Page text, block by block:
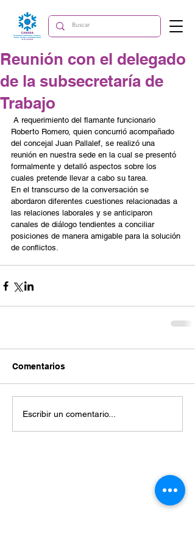
Reunión con el delegado
de la subsecretaría de
Trabajo
Roberto Romero, quien concurrió acompañado
del concejal Juan Pallalef, se realizó una
reunión en nuestra sede en la cual se presentó
formalmente y detalló aspectos sobre los
cuales pretende llevar a cabo su tarea.
En el transcurso de la conversación se
abordaron diferentes cuestiones relacionadas a
las relaciones laborales y se anticiparon
canales de diálogo tendientes a conciliar
posiciones de manera amigable para la solución
de conflictos.
Comentarios
Escribir un comentario...